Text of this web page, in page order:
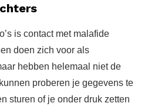
is contact met malafide
doen zich voor als
hebben helemaal niet de
proberen je gegevens te
sturen of je onder druk zetten